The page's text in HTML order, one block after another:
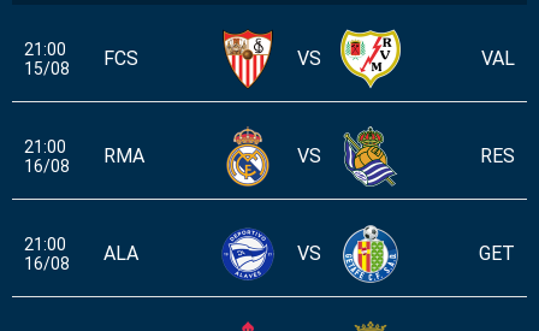
21:00
15/08
FCS VS VAL
21:00
16/08
RMA VS RES
21:00
16/08
ALA VS GET